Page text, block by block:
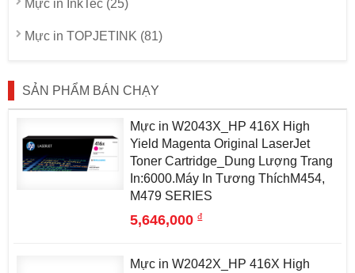
Mực in InkTec (25)
Mực in TOPJETINK (81)
SẢN PHẨM BÁN CHẠY
Mực in W2043X_HP 416X High
Yield Magenta Original LaserJet
Toner Cartridge_Dung Lượng Trang
In:6000.Máy In Tương ThíchM454,
M479 SERIES
5,646,000đ
Mực in W2042X_HP 416X High